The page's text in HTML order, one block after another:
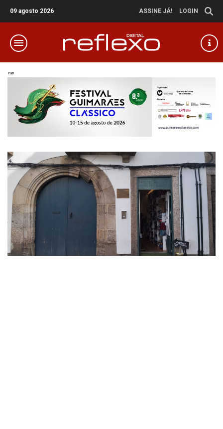
09 agosto 2026 ASSINE JÁ! LOGIN
Pub